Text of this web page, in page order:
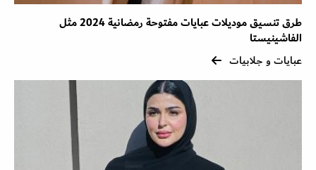
طرق تنسيق موديلات عبايات مفتوحة رمضانية 2024 مثل
الفاشينيستا
عبايات و جلابيات